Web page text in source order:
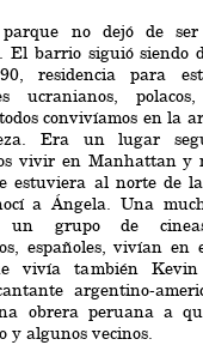
no dejó de
El barrio siguió siendo
residencia para
ucranianos,
convivíamos en la
Era un lugar
vivir en Manhattan y
estuviera al norte de
a Ángela. Una
un grupo de
españoles, vivían en
vivía también Kevin
argentino-
obrera peruana a
y algunos vecinos.